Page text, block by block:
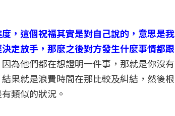
，這個祝福其實是對自己說的，意思是我
定放手，那麼之後對方發生什麼事情都跟
為他們都在想證明一件事，那就是你沒有
果就是浪費時間在那比較及糾結，然後根
類似的狀況。